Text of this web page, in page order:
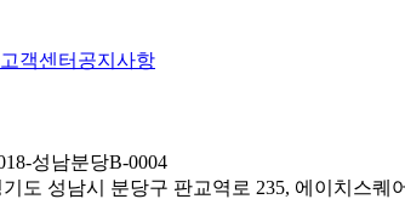
고객센터 공지사항
성남분당B-0004
기도 성남시 분당구 판교역로 235, 에이치스퀘